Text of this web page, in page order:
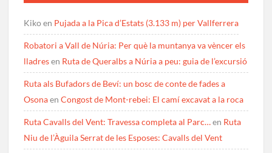
Kikoen Pujada a la Pica d’Estats (3.133 m) per Vallferrera
Robatori a Vall de Núria: Per què la muntanya va vèncer els
lladresen Ruta de Queralbs a Núria a peu: guia de l’excursió
Ruta als Bufadors de Beví: un bosc de conte de fades a
OsonaenCongost de Mont-rebei: El camí excavat a la roca
Ruta Cavalls del Vent: Travessa completa al Parc…en Ruta
Niu de l’Àguila Serrat de les Esposes: Cavalls del Vent